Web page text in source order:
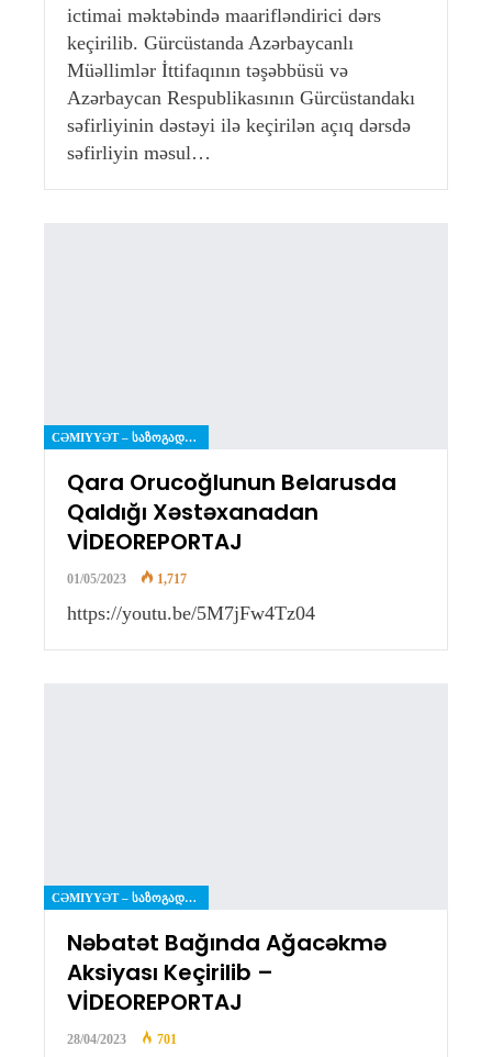
ictimai məktəbində maarifləndirici dərs
keçirilib. Gürcüstanda Azərbaycanlı
Müəllimlər İttifaqının təşəbbüsü və
Azərbaycan Respublikasının Gürcüstandakı
səfirliyinin dəstəyi ilə keçirilən açıq dərsdə
səfirliyin məsul…
CƏMIYYƏT – ᲡᲐᲖᲝᲒᲐᲓᲝᲔᲑᲐ
Qara Orucoğlunun Belarusda
Qaldığı Xəstəxanadan
VİDEOREPORTAJ
01/05/2023 1,717
https://youtu.be/5M7jFw4Tz04
CƏMIYYƏT – ᲡᲐᲖᲝᲒᲐᲓᲝᲔᲑᲐ
Nəbatət Bağında Ağacəkmə
Aksiyası Keçirilib –
VİDEOREPORTAJ
28/04/2023 701